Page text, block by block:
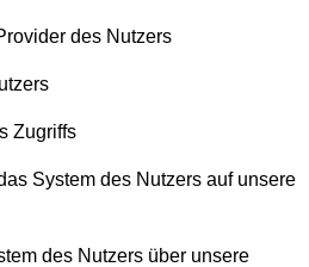
des Nutzers
Zugriffs
System des Nutzers auf unsere
des Nutzers über unsere